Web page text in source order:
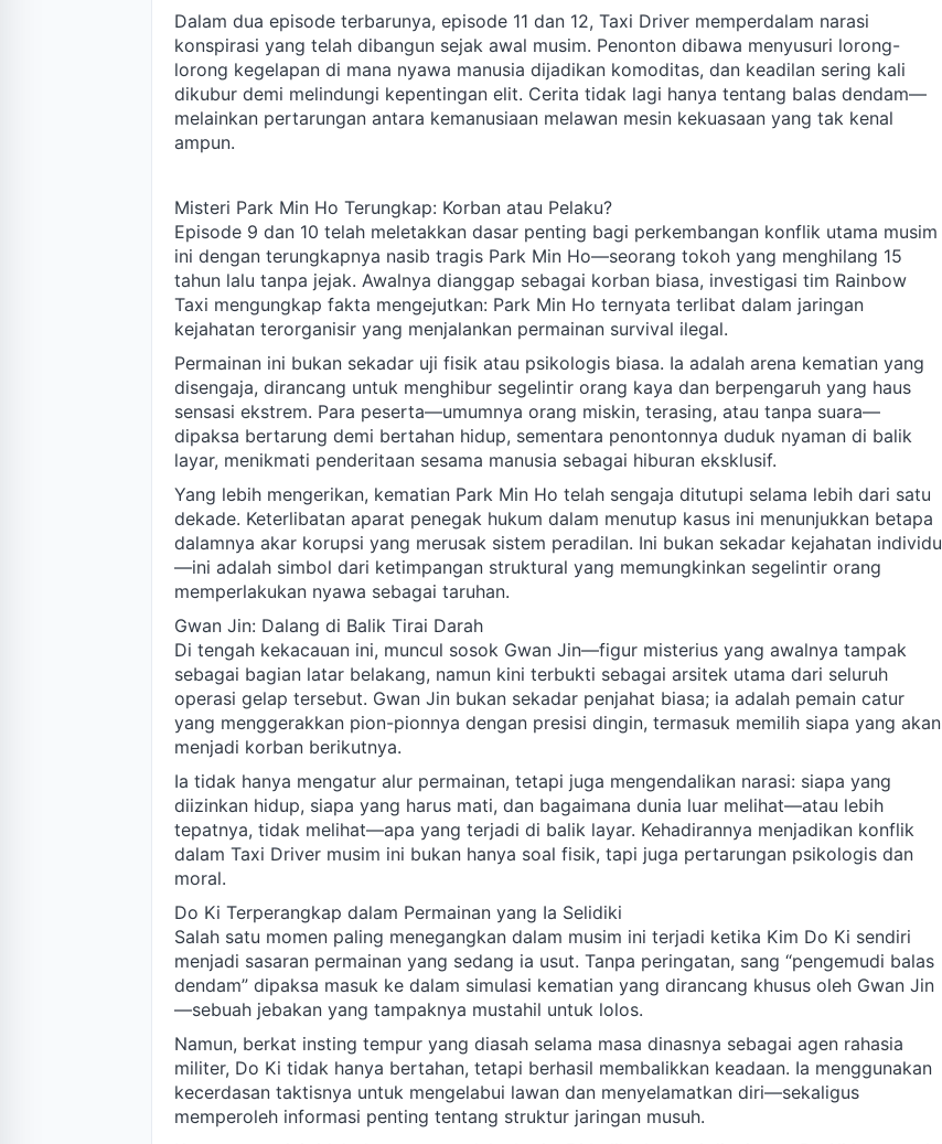
Dalam dua episode terbarunya, episode 11 dan 12, Taxi Driver memperdalam narasi
konspirasi yang telah dibangun sejak awal musim. Penonton dibawa menyusuri lorong-
lorong kegelapan di mana nyawa manusia dijadikan komoditas, dan keadilan sering kali
dikubur demi melindungi kepentingan elit. Cerita tidak lagi hanya tentang balas dendam—
melainkan pertarungan antara kemanusiaan melawan mesin kekuasaan yang tak kenal
ampun.
Misteri Park Min Ho Terungkap: Korban atau Pelaku?
Episode 9 dan 10 telah meletakkan dasar penting bagi perkembangan konflik utama musim
ini dengan terungkapnya nasib tragis Park Min Ho—seorang tokoh yang menghilang 15
tahun lalu tanpa jejak. Awalnya dianggap sebagai korban biasa, investigasi tim Rainbow
Taxi mengungkap fakta mengejutkan: Park Min Ho ternyata terlibat dalam jaringan
kejahatan terorganisir yang menjalankan permainan survival ilegal.
Permainan ini bukan sekadar uji fisik atau psikologis biasa. Ia adalah arena kematian yang
disengaja, dirancang untuk menghibur segelintir orang kaya dan berpengaruh yang haus
sensasi ekstrem. Para peserta—umumnya orang miskin, terasing, atau tanpa suara—
dipaksa bertarung demi bertahan hidup, sementara penontonnya duduk nyaman di balik
layar, menikmati penderitaan sesama manusia sebagai hiburan eksklusif.
Yang lebih mengerikan, kematian Park Min Ho telah sengaja ditutupi selama lebih dari satu
dekade. Keterlibatan aparat penegak hukum dalam menutup kasus ini menunjukkan betapa
dalamnya akar korupsi yang merusak sistem peradilan. Ini bukan sekadar kejahatan individu
—ini adalah simbol dari ketimpangan struktural yang memungkinkan segelintir orang
memperlakukan nyawa sebagai taruhan.
Gwan Jin: Dalang di Balik Tirai Darah
Di tengah kekacauan ini, muncul sosok Gwan Jin—figur misterius yang awalnya tampak
sebagai bagian latar belakang, namun kini terbukti sebagai arsitek utama dari seluruh
operasi gelap tersebut. Gwan Jin bukan sekadar penjahat biasa; ia adalah pemain catur
yang menggerakkan pion-pionnya dengan presisi dingin, termasuk memilih siapa yang akan
menjadi korban berikutnya.
Ia tidak hanya mengatur alur permainan, tetapi juga mengendalikan narasi: siapa yang
diizinkan hidup, siapa yang harus mati, dan bagaimana dunia luar melihat—atau lebih
tepatnya, tidak melihat—apa yang terjadi di balik layar. Kehadirannya menjadikan konflik
dalam Taxi Driver musim ini bukan hanya soal fisik, tapi juga pertarungan psikologis dan
moral.
Do Ki Terperangkap dalam Permainan yang Ia Selidiki
Salah satu momen paling menegangkan dalam musim ini terjadi ketika Kim Do Ki sendiri
menjadi sasaran permainan yang sedang ia usut. Tanpa peringatan, sang “pengemudi balas
dendam” dipaksa masuk ke dalam simulasi kematian yang dirancang khusus oleh Gwan Jin
—sebuah jebakan yang tampaknya mustahil untuk lolos.
Namun, berkat insting tempur yang diasah selama masa dinasnya sebagai agen rahasia
militer, Do Ki tidak hanya bertahan, tetapi berhasil membalikkan keadaan. Ia menggunakan
kecerdasan taktisnya untuk mengelabui lawan dan menyelamatkan diri—sekaligus
memperoleh informasi penting tentang struktur jaringan musuh.